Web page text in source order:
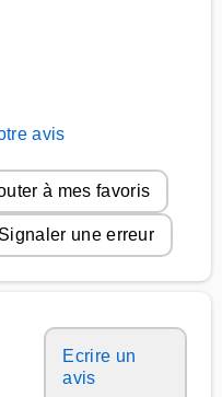
avis
à mes favoris
Signaler une erreur
Ecrire un
avis